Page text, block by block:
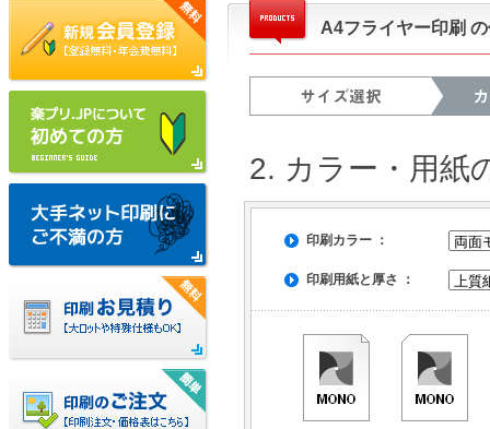
A4フライヤー印刷
2. カラー・用紙
印刷カラー ：
印刷用紙と厚さ ：